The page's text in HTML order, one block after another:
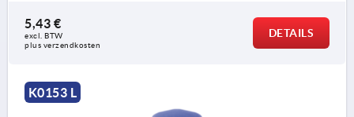
5,43 €
excl. BTW
plus verzendkosten
DETAILS
K0153 L